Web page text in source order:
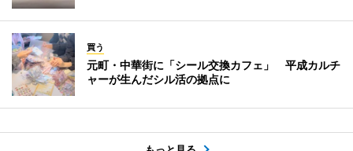
買う
元町・中華街に「シール交換カフェ」 平成カルチ
ャーが生んだシル活の拠点に